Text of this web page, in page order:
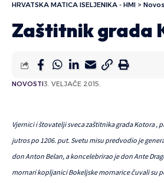
HRVATSKA MATICA ISELJENIKA - HMI >
Zaštitnik grada
NOVOSTI3. VELJAČE 2015.
Vjernici i štovatelji sveca zaštitnika grada Kotora ,
jutros po 1206. put. Svetu misu predvodio je
don Anton Belan, a koncelebrirao je don Ante
mornari kopljanici Bokeljske mornarice čuvali su